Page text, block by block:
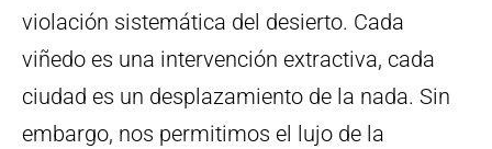
violación sistemática del desierto. Cada
viñedo es una intervención extractiva, cada
ciudad es un desplazamiento de la nada. Sin
embargo, nos permitimos el lujo de la